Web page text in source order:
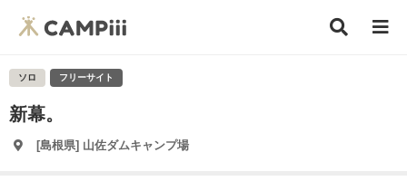
ソロ フリーサイト
新幕。
[島根県] 山佐ダムキャンプ場